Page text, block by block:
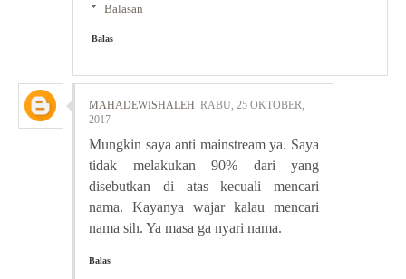
Balasan
Balas
MAHADEWISHALEH RABU, 25 OKTOBER,
2017
Mungkin saya anti mainstream ya. Saya
tidak melakukan 90% dari yang
disebutkan di atas kecuali mencari
nama. Kayanya wajar kalau mencari
nama sih. Ya masa ga nyari nama.
Balas